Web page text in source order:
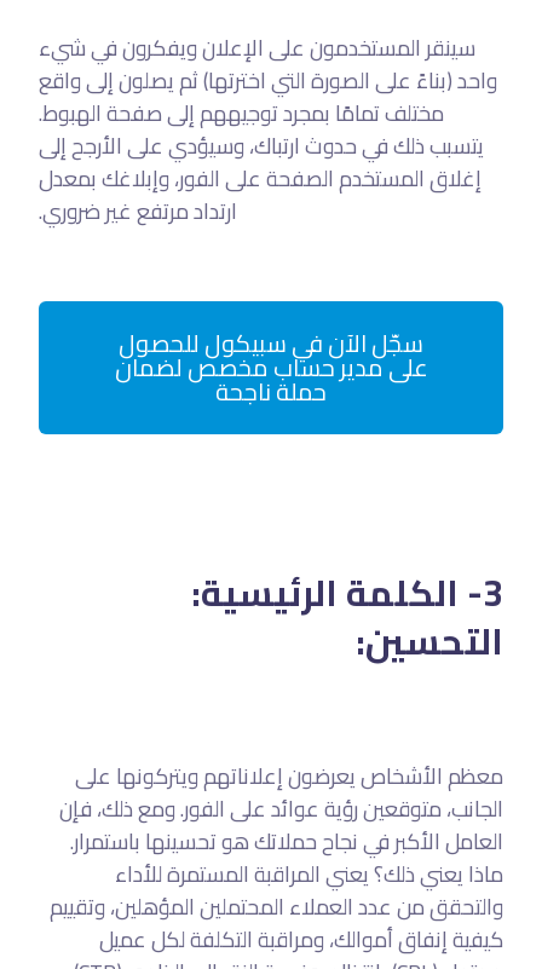
سينقر المستخدمون على الإعلان ويفكرون في شيء
واحد (بناءً على الصورة التي اخترتها) ثم يصلون إلى واقع
مختلف تمامًا بمجرد توجيههم إلى صفحة الهبوط.
يتسبب ذلك في حدوث ارتباك، وسيؤدي على الأرجح إلى
إغلاق المستخدم الصفحة على الفور، وإبلاغك بمعدل
ارتداد مرتفع غير ضروري.
سجّل الآن في سبيكول للحصول
على مدير حساب مخصص لضمان
حملة ناجحة
3- الكلمة الرئيسية:
التحسين:
معظم الأشخاص يعرضون إعلاناتهم ويتركونها على
الجانب، متوقعين رؤية عوائد على الفور. ومع ذلك، فإن
العامل الأكبر في نجاح حملاتك هو تحسينها باستمرار.
ماذا يعني ذلك؟ يعني المراقبة المستمرة للأداء
والتحقق من عدد العملاء المحتملين المؤهلين، وتقييم
كيفية إنفاق أموالك، ومراقبة التكلفة لكل عميل